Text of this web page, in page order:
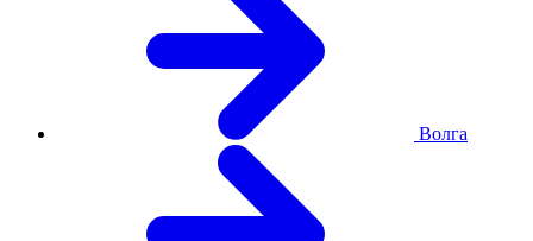
Волга